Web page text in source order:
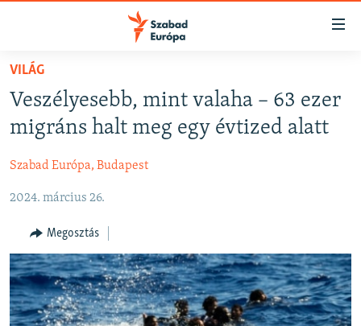
Akadálymentes
Ugrás
oldalra
Ugrás
NAPIRENDEN
AKTUÁLIS
PODCASTOK
VIDEÓK
ELEMZŐ
NER15
SZABADON
TÁRSADALOM
DEMOKRÁCIA
VILÁG
Veszélyesebb, mint valaha – 63 ezer
migráns halt meg egy évtized alatt
Szabad Európa, Budapest
2024. március 26.
Megosztás
FELIRATKOZÁS